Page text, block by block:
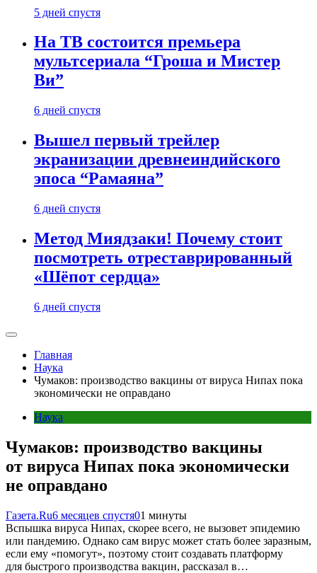
5 дней спустя
На ТВ состоится премьера
мультсериала “Гроша и Мистер
Ви”
6 дней спустя
Вышел первый трейлер
экранизации древнеиндийского
эпоса “Рамаяна”
6 дней спустя
Метод Миядзаки! Почему стоит
посмотреть отреставрированный
«Шёпот сердца»
6 дней спустя
Главная
Наука
Чумаков: производство вакцины от вируса Нипах пока
экономически не оправдано
Наука
Чумаков: производство вакцины
от вируса Нипах пока экономически
не оправдано
Газета.Ru6 месяцев спустя01 минуты
Вспышка вируса Нипах, скорее всего, не вызовет эпидемию
или пандемию. Однако сам вирус может стать более заразным,
если ему «помогут», поэтому стоит создавать платформу
для быстрого производства вакцин, рассказал в…